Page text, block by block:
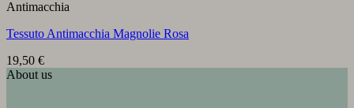
Antimacchia
Tessuto Antimacchia Magnolie Rosa
19,50 €
About us